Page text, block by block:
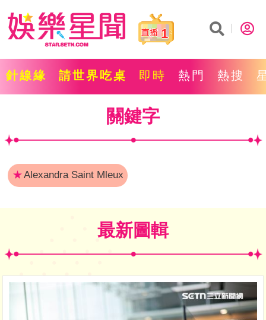
1
針線緣 請世界吃桌 即時 熱門 熱搜
關鍵字
★Alexandra Saint Mleux
最新圖輯